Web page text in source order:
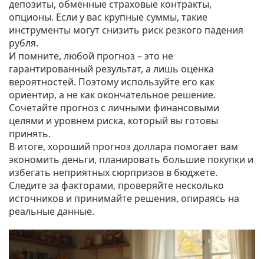
депозиты, обменные страховые контракты,
опционы. Если у вас крупные суммы, такие
инструменты могут снизить риск резкого падения
рубля.
И помните, любой прогноз – это не
гарантированный результат, а лишь оценка
вероятностей. Поэтому используйте его как
ориентир, а не как окончательное решение.
Сочетайте прогноз с личными финансовыми
целями и уровнем риска, который вы готовы
принять.
В итоге, хороший прогноз доллара помогает вам
экономить деньги, планировать большие покупки и
избегать неприятных сюрпризов в бюджете.
Следите за факторами, проверяйте несколько
источников и принимайте решения, опираясь на
реальные данные.